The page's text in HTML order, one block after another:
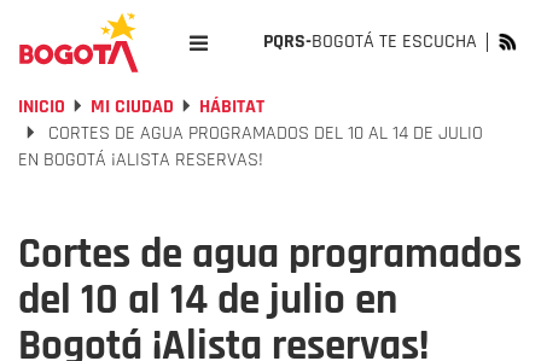
PQRS-BOGOTÁ TE ESCUCHA
INICIO MI CIUDAD
HÁBITAT
CORTES DE AGUA PROGRAMADOS DEL 10 AL 14 DE JULIO
EN BOGOTÁ ¡ALISTA RESERVAS!
Cortes de agua programados
del 10 al 14 de julio en
Bogotá ¡Alista reservas!